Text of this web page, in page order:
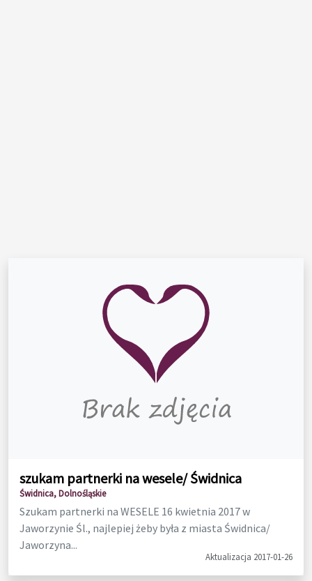
szukam partnerki na wesele/ Świdnica
Świdnica, Dolnośląskie
Szukam partnerki na WESELE 16 kwietnia 2017 w
Jaworzynie Śl., najlepiej żeby była z miasta Świdnica/
Jaworzyna...
Aktualizacja 2017-01-26